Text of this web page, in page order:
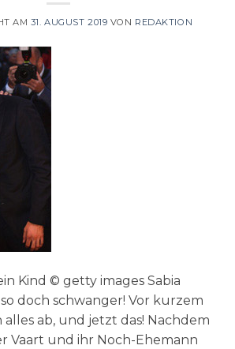
AM 31. AUGUST 2019 VON REDAKTION
Kind © getty images Sabia
doch schwanger! Vor kurzem
ab, und jetzt das! Nachdem
Vaart und ihr Noch-Ehemann